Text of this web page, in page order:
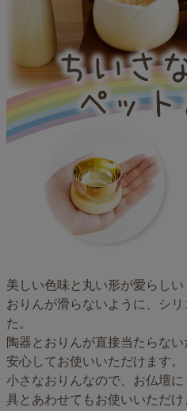
美しい色味と丸い形が愛らしい
おりんが滑らないように、シ
た。
陶器とおりんが直接当たらな
安心してお使いいただけます。
小さなおりんなので、お仏壇
具とあわせてもお使いいただけ